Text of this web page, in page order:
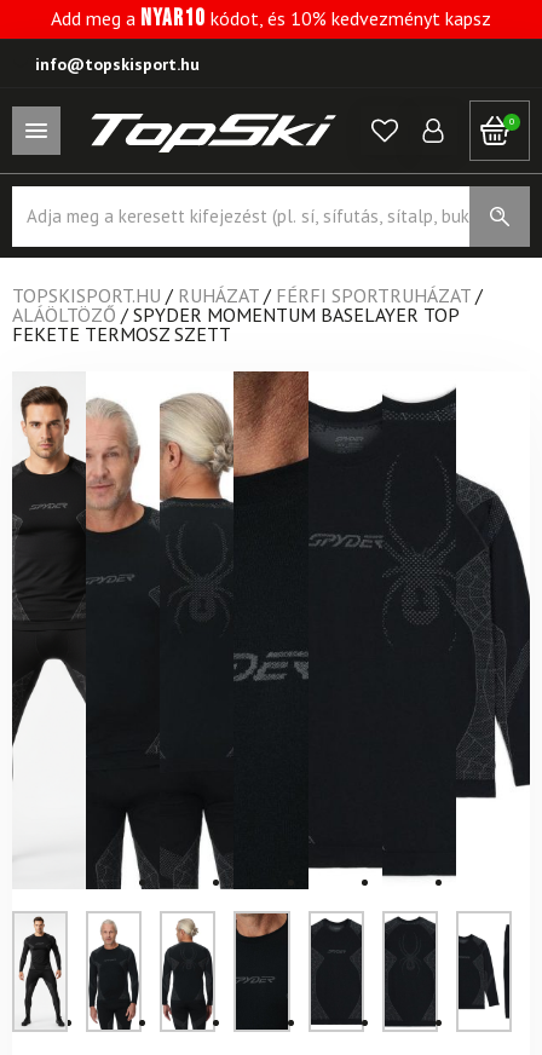
Add meg a NYAR10 kódot, és 10% kedvezményt kapsz
info@topskisport.hu
0
search
TOPSKISPORT.HU / RUHÁZAT / FÉRFI SPORTRUHÁZAT /
ALÁÖLTÖZŐ / SPYDER MOMENTUM BASELAYER TOP
FEKETE TERMOSZ SZETT